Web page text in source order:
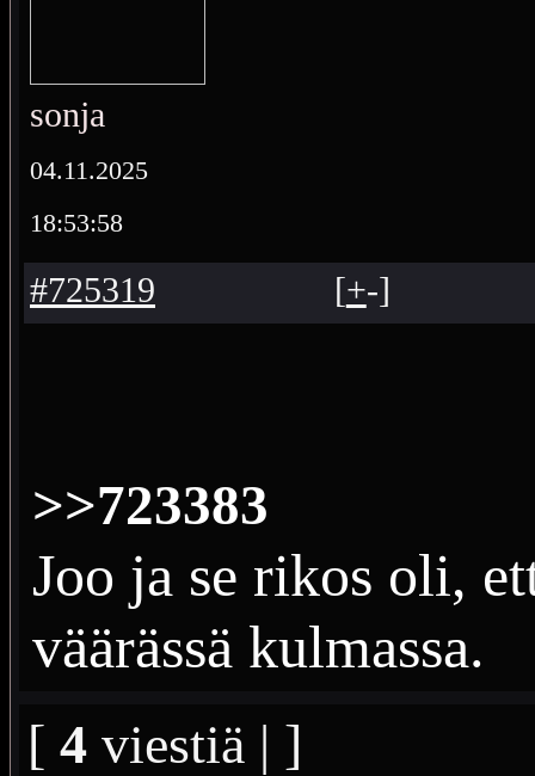
sonja
04.11.2025
18:53:58
#725319 [+-]
>>723383
Joo ja se rikos oli,
väärässä kulmassa.
[ 4 viestiä | ]